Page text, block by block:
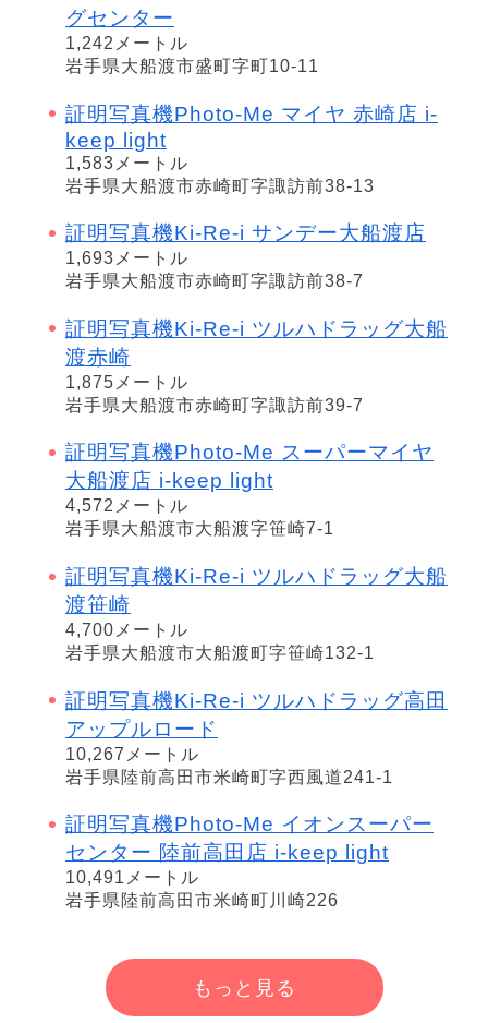
グセンター
1,242メートル
岩手県大船渡市盛町字町10-11
証明写真機Photo-Me マイヤ 赤崎店 i-
keep light
1,583メートル
岩手県大船渡市赤崎町字諏訪前38-13
証明写真機Ki-Re-i サンデー大船渡店
1,693メートル
岩手県大船渡市赤崎町字諏訪前38-7
証明写真機Ki-Re-i ツルハドラッグ大船
渡赤崎
1,875メートル
岩手県大船渡市赤崎町字諏訪前39-7
証明写真機Photo-Me スーパーマイヤ
大船渡店 i-keep light
4,572メートル
岩手県大船渡市大船渡字笹崎7-1
証明写真機Ki-Re-i ツルハドラッグ大船
渡笹崎
4,700メートル
岩手県大船渡市大船渡町字笹崎132-1
証明写真機Ki-Re-i ツルハドラッグ高田
アップルロード
10,267メートル
岩手県陸前高田市米崎町字西風道241-1
証明写真機Photo-Me イオンスーパー
センター 陸前高田店 i-keep light
10,491メートル
岩手県陸前高田市米崎町川崎226
もっと見る